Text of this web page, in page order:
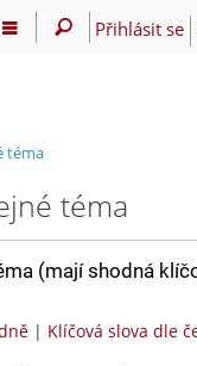
Přihlásit se
téma
téma
(mají shodná
| Klíčová slova dle